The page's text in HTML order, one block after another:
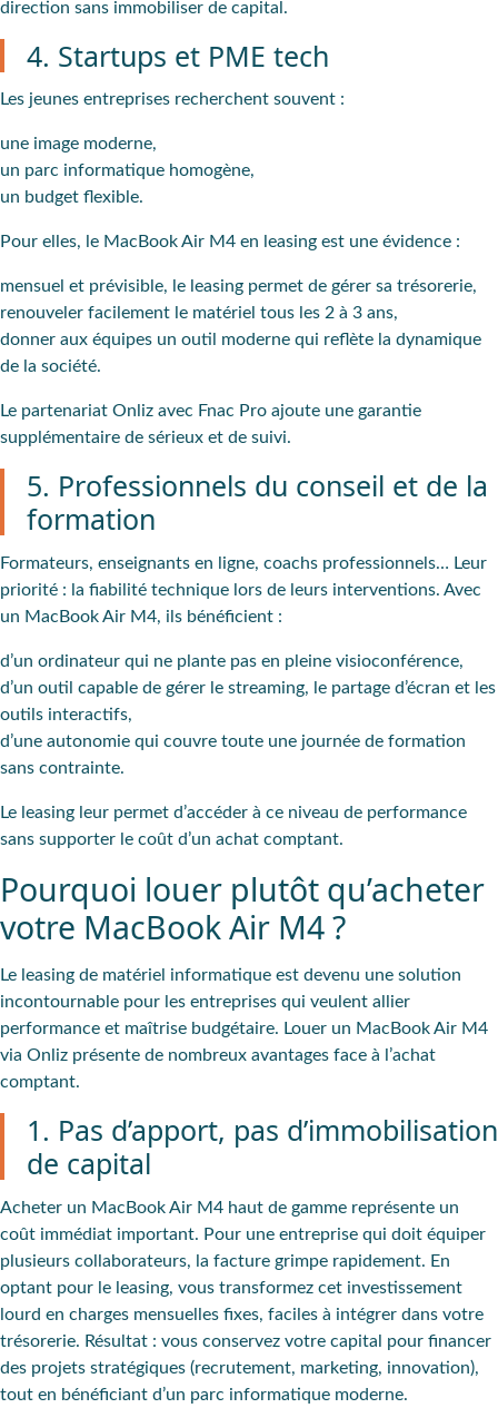
direction sans immobiliser de capital.
4. Startups et PME tech
Les jeunes entreprises recherchent souvent :
une image moderne,
un parc informatique homogène,
un budget flexible.
Pour elles, le MacBook Air M4 en leasing est une évidence :
mensuel et prévisible, le leasing permet de gérer sa trésorerie,
renouveler facilement le matériel tous les 2 à 3 ans,
donner aux équipes un outil moderne qui reflète la dynamique
de la société.
Le partenariat Onliz avec Fnac Pro ajoute une garantie
supplémentaire de sérieux et de suivi.
5. Professionnels du conseil et de la
formation
Formateurs, enseignants en ligne, coachs professionnels… Leur
priorité : la fiabilité technique lors de leurs interventions. Avec
un MacBook Air M4, ils bénéficient :
d’un ordinateur qui ne plante pas en pleine visioconférence,
d’un outil capable de gérer le streaming, le partage d’écran et les
outils interactifs,
d’une autonomie qui couvre toute une journée de formation
sans contrainte.
Le leasing leur permet d’accéder à ce niveau de performance
sans supporter le coût d’un achat comptant.
Pourquoi louer plutôt qu’acheter
votre MacBook Air M4 ?
Le leasing de matériel informatique est devenu une solution
incontournable pour les entreprises qui veulent allier
performance et maîtrise budgétaire. Louer un MacBook Air M4
via Onliz présente de nombreux avantages face à l’achat
comptant.
1. Pas d’apport, pas d’immobilisation
de capital
Acheter un MacBook Air M4 haut de gamme représente un
coût immédiat important. Pour une entreprise qui doit équiper
plusieurs collaborateurs, la facture grimpe rapidement. En
optant pour le leasing, vous transformez cet investissement
lourd en charges mensuelles fixes, faciles à intégrer dans votre
trésorerie. Résultat : vous conservez votre capital pour financer
des projets stratégiques (recrutement, marketing, innovation),
tout en bénéficiant d’un parc informatique moderne.